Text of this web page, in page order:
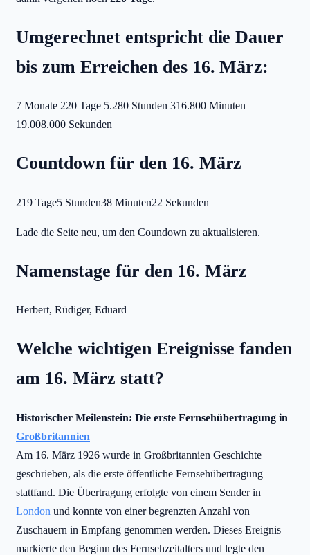
Umgerechnet entspricht die Dauer
bis zum Erreichen des 16. März:
7 Monate 220 Tage 5.280 Stunden 316.800 Minuten
19.008.000 Sekunden
Countdown für den 16. März
219 Tage5 Stunden38 Minuten22 Sekunden
Lade die Seite neu, um den Coundown zu aktualisieren.
Namenstage für den 16. März
Herbert, Rüdiger, Eduard
Welche wichtigen Ereignisse fanden
am 16. März statt?
Historischer Meilenstein: Die erste Fernsehübertragung in
Großbritannien
Am 16. März 1926 wurde in Großbritannien Geschichte
geschrieben, als die erste öffentliche Fernsehübertragung
stattfand. Die Übertragung erfolgte von einem Sender in
London und konnte von einer begrenzten Anzahl von
Zuschauern in Empfang genommen werden. Dieses Ereignis
markierte den Beginn des Fernsehzeitalters und legte den